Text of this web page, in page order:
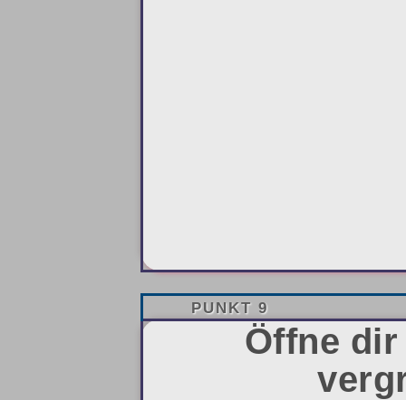
PUNKT 9
Öffne